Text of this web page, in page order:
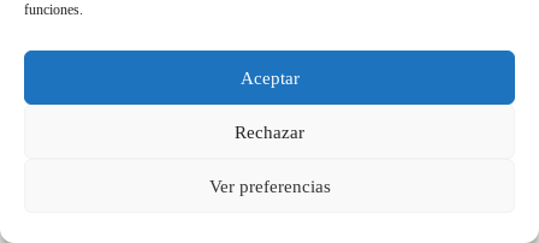
funciones.
Aceptar
Rechazar
Ver preferencias
Precios de pulido y abrillantado
Rangos orientativos por m² según material, estado del